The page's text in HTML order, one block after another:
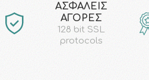
AΣΦΑΛΕΙΣ
ΑΓΟΡΕΣ
128 bit SSL
protocols